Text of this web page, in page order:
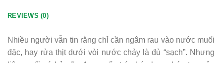
REVIEWS (0)
Nhiều người vẫn tin rằng chỉ cần ngâm rau vào nước muối
đặc, hay rửa thịt dưới vòi nước chảy là đủ “sạch”. Nhưng